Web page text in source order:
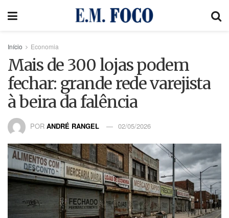
Início Economia
Mais de 300 lojas podem
fechar: grande rede varejista
à beira da falência
POR ANDRÉ RANGEL 02/05/2026